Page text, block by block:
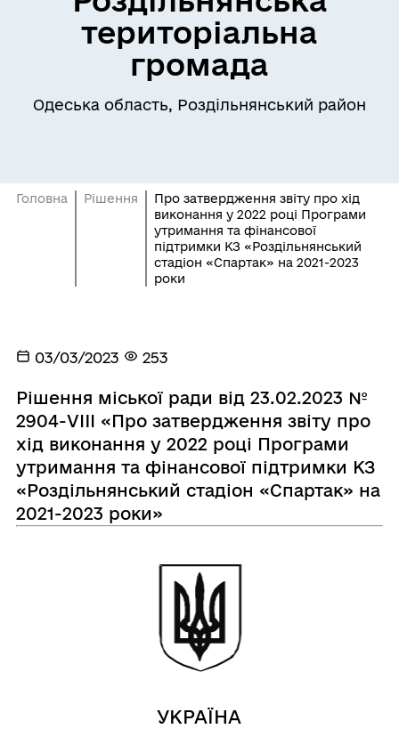
територіальна
громада
Одеська область, Роздільнянський район
Головна Рішення
Про затвердження звіту про хід
виконання у 2022 році Програми
утримання та фінансової
підтримки КЗ «Роздільнянський
стадіон «Спартак» на 2021-2023
роки
03/03/2023 253
Рішення міської ради від 23.02.2023 №
2904-VIII «Про затвердження звіту про
хід виконання у 2022 році Програми
утримання та фінансової підтримки КЗ
«Роздільнянський стадіон «Спартак» на
2021-2023 роки»
УКРАЇНА